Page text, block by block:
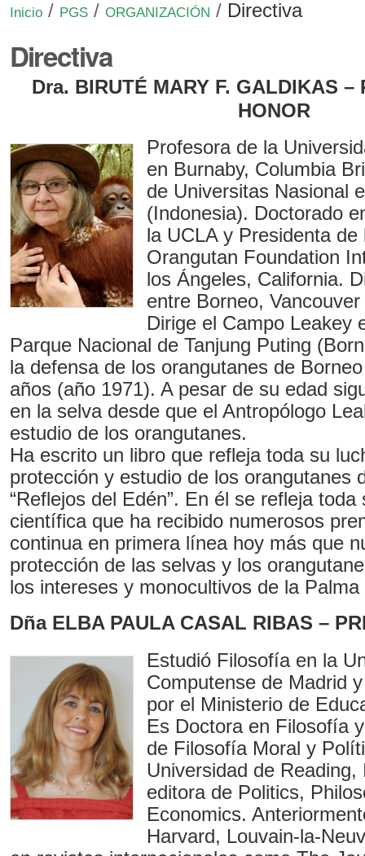
Inicio / PGS / ORGANIZACIÓN / Directiva
Directiva
Dra. BIRUTÉ MARY F. GALDIKAS –
HONOR
Profesora de la
en Burnaby, Columbia
de Universitas Nasional
(Indonesia). Doctorado
la UCLA y Presidenta de
Orangutan Foundation
los Ángeles, California.
entre Borneo,
Dirige el Campo Leakey
Parque Nacional de Tanjung Puting
la defensa de los orangutanes de
años (año 1971). A pesar de su edad
en la selva desde que el Antropólogo
estudio de los orangutanes.
Ha escrito un libro que refleja toda su
protección y estudio de los orangutanes
“Reflejos del Edén”. En él se refleja
científica que ha recibido numerosos
continua en primera línea hoy más que
protección de las selvas y los
los intereses y monocultivos de la
Dña ELBA PAULA CASAL RIBAS –
Estudió Filosofía en la
Computense de Madrid
por el Ministerio de
Es Doctora en Filosofía
de Filosofía Moral y
Universidad de
editora de Politics,
Economics.
Harvard, Louvain-la-